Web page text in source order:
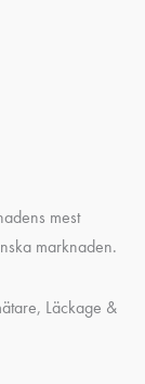
mest
marknaden.
Läckage &